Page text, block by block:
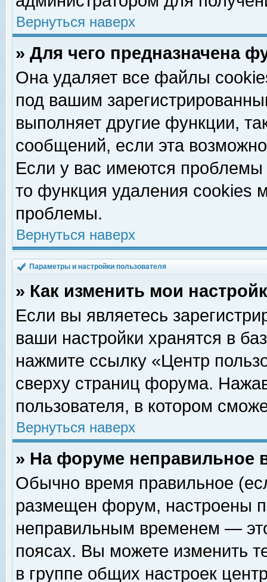
Вернуться наверх
» Для чего предназначена
Она удаляет все файлы
под вашим
выполняет другие функции,
сообщений, если эта
Если у вас имеются
то функция удаления cookies
проблемы.
Вернуться наверх
Параметры и настройки пользователя
» Как изменить мои
Если вы являетесь
ваши настройки хранятся в
нажмите ссылку «Центр
сверху страниц форума.
пользователя, в котором
Вернуться наверх
» На форуме неправильное
Обычно время правильное
размещен форум, настроены
неправильным временем —
поясах. Вы можете изменить
в группе общих настроек